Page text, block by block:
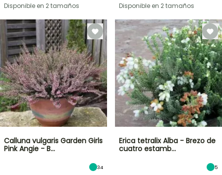
Disponible en 2 tamaños
Disponible en 2 tamaños
Calluna vulgaris Garden Girls
Pink Angie - B…
34
Erica tetralix Alba - Brezo de
cuatro estamb…
5